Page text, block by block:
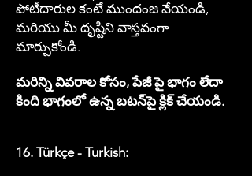
పోటీదారుల కంటే ముందంజ వేయండి,
మరియు మీ దృష్టిని వాస్తవంగా
మార్చుకోండి.
మరిన్ని వివరాల కోసం, పేజీ పై భాగం లేదా
కింది భాగంలో ఉన్న బటన్‌పై క్లిక్ చేయండి.
16. Türkçe - Turkish: